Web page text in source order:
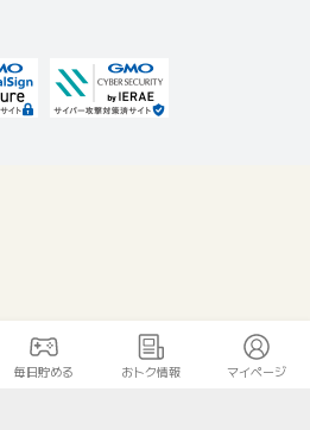
毎日貯める おトク情報 マイページ